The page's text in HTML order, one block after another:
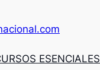
ESENCIALES